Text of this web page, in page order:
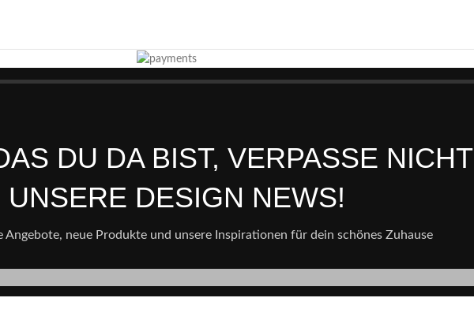
DU DA BIST, VERPASSE NICHT
UNSERE DESIGN NEWS!
Angebote, neue Produkte und unsere Inspirationen für dein schönes Zuhause